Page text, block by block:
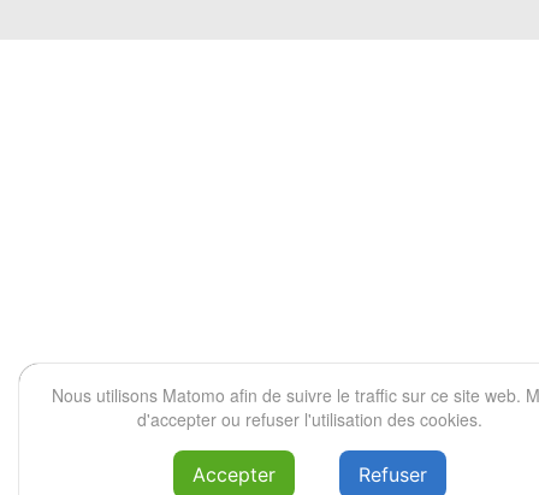
Nous utilisons Matomo afin de suivre le traffic sur ce site web.
d'accepter ou refuser l'utilisation des cookies.
Accepter Refuser